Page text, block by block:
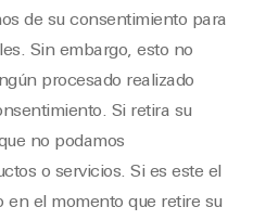
de su consentimiento para
Sin embargo, esto no
procesado realizado
Si retira su
no podamos
o servicios. Si es este el
en el momento que retire su